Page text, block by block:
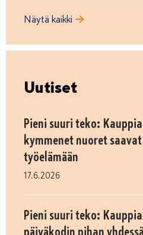
Näytä kaikki
Uutiset
Pieni suuri teko:
kymmenet nuoret
työelämään
17.6.2026
Pieni suuri teko:
päiväkodin pihan